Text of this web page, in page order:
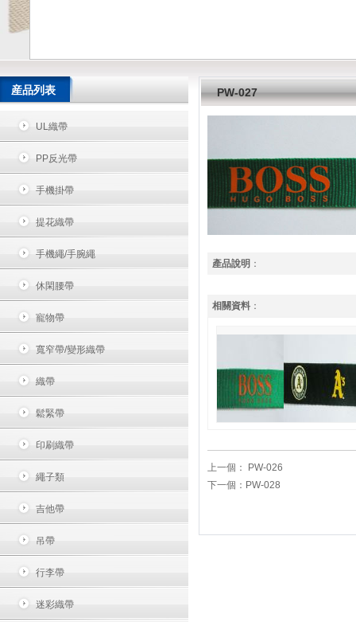
産品列表
UL織帶
PP反光帶
手機掛帶
提花織帶
手機繩/手腕繩
休閑腰帶
寵物帶
寬窄帶/變形織帶
織帶
鬆緊帶
印刷織帶
繩子類
吉他帶
吊帶
行李帶
迷彩織帶
PW-027
產品說明 ：
相關資料 ：
上一個：
PW-026
下一個： PW-028